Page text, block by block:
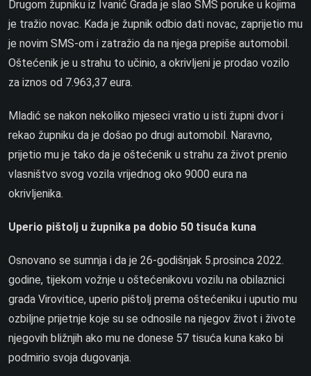
Drugom župniku iz Ivanić Grada je slao SMS poruke u kojima
je tražio novac. Kada je župnik odbio dati novac, zaprijetio mu
je novim SMS-om i zatražio da na njega prepiše automobil.
Oštećenik je u strahu to učinio, a okrivljeni je prodao vozilo
za iznos od 7.963,37 eura.
Mladić se nakon nekoliko mjeseci vratio u isti župni dvor i
rekao župniku da je došao po drugi automobil. Naravno,
prijetio mu je tako da je oštećenik u strahu za život prenio
vlasništvo svog vozila vrijednog oko 9000 eura na
okrivljenika.
Uperio pištolj u župnika pa dobio 50 tisuća kuna
Osnovano se sumnja i da je 26-godišnjak 5.prosinca 2022.
godine, tijekom vožnje u oštećenikovu vozilu na obilaznici
grada Virovitice, uperio pištolj prema oštećeniku i uputio mu
ozbiljne prijetnje koje su se odnosile na njegov život i živote
njegovih bližnjih ako mu ne donese 57 tisuća kuna kako bi
podmirio svoja dugovanja.